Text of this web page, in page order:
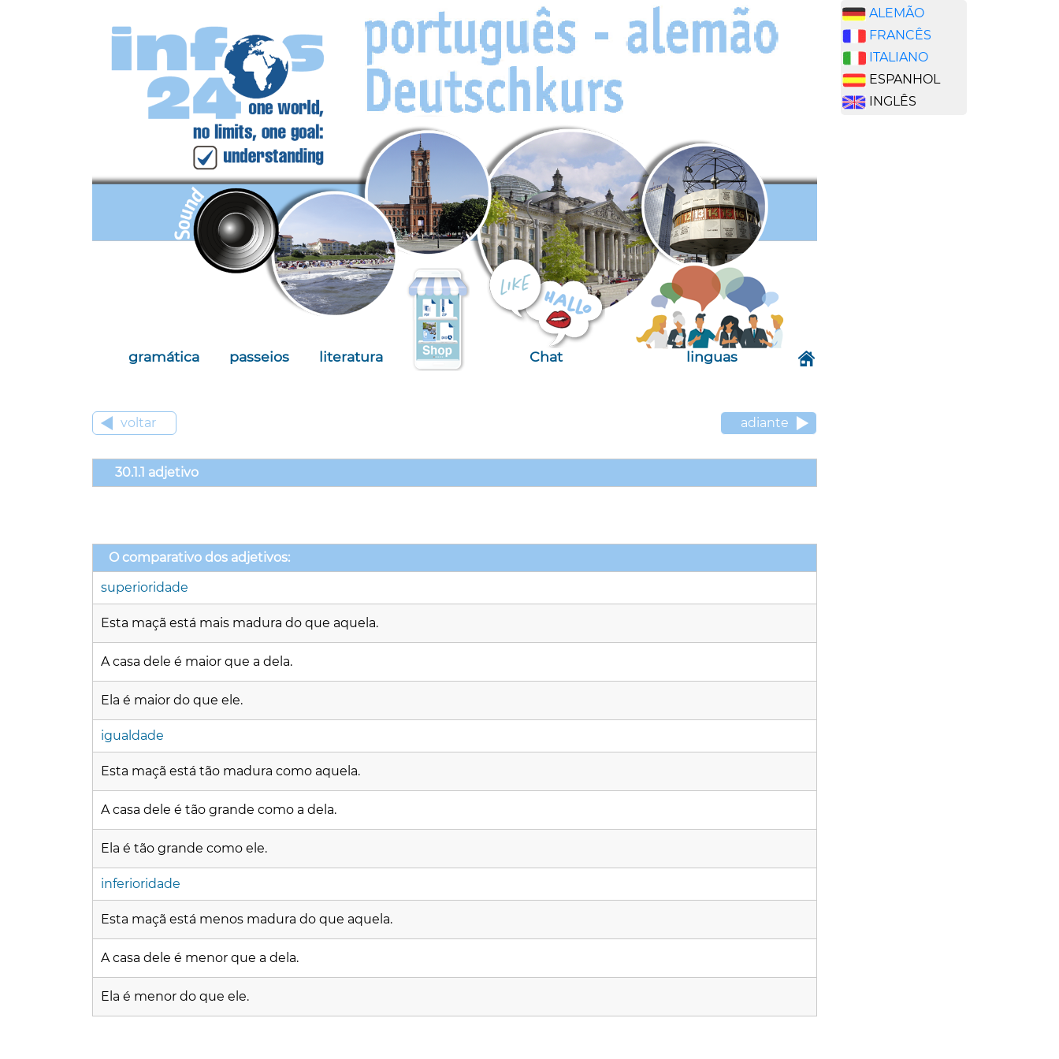
gramática passeios literatura Chat linguas
voltar adiante
30.1.1 adjetivo
O comparativo dos adjetivos:
superioridade
Esta maçã está mais madura do que aquela.
A casa dele é maior que a dela.
Ela é maior do que ele.
igualdade
Esta maçã está tão madura como aquela.
A casa dele é tão grande como a dela.
Ela é tão grande como ele.
inferioridade
Esta maçã está menos madura do que aquela.
A casa dele é menor que a dela.
Ela é menor do que ele.
ALEMÃO
FRANCÊS
ITALIANO
ESPANHOL
INGLÊS